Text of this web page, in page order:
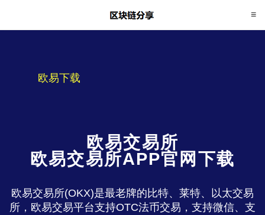
欧易下载
欧易交易所
欧易交易所APP官网下载
欧易交易所(OKX)是最老牌的比特、莱特、以太交易
所，欧易交易平台支持OTC法币交易，支持微信、支